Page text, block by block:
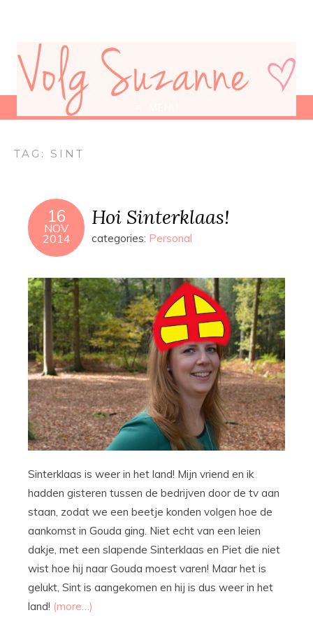
TAG: SINT
16
NOV
2014
Hoi Sinterklaas!
categories: Personal
Sinterklaas is weer in het land! Mijn vriend en ik
hadden gisteren tussen de bedrijven door de tv aan
staan, zodat we een beetje konden volgen hoe de
aankomst in Gouda ging. Niet echt van een leien
dakje, met een slapende Sinterklaas en Piet die niet
wist hoe hij naar Gouda moest varen! Maar het is
gelukt, Sint is aangekomen en hij is dus weer in het
land! (more…)